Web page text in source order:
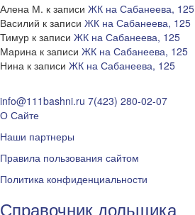
Алена М. к записи ЖК на Сабанеева, 125
Василий к записи ЖК на Сабанеева, 125
Тимур к записи ЖК на Сабанеева, 125
Марина к записи ЖК на Сабанеева, 125
Нина к записи ЖК на Сабанеева, 125
info@111bashni.ru 7(423) 280-02-07
О Сайте
Наши партнеры
Правила пользования сайтом
Политика конфиденциальности
Справочник дольщика